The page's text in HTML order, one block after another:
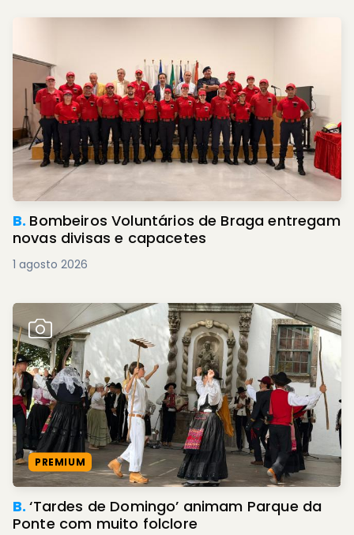
B. Bombeiros Voluntários de Braga entregam
novas divisas e capacetes
1 agosto 2026
PREMIUM
B.‘Tardes de Domingo’ animam Parque da
Ponte com muito folclore